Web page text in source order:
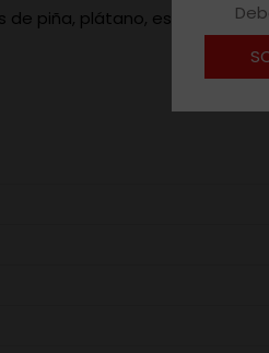
de piña, plátano, especias